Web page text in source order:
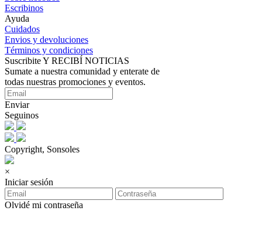
Escribinos
Ayuda
Cuidados
Envios y devoluciones
Términos y condiciones
Suscribite Y RECIBÍ NOTICIAS
Sumate a nuestra comunidad y enterate de
todas nuestras promociones y eventos.
Enviar
Seguinos
Copyright, Sonsoles
×
Iniciar sesión
Olvidé mi contraseña